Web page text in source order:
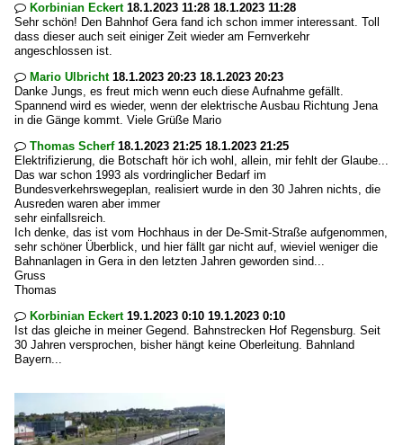
 Korbinian Eckert18.1.2023 11:28 18.1.2023 11:28
Sehr schön! Den Bahnhof Gera fand ich schon immer interessant. Toll
dass dieser auch seit einiger Zeit wieder am Fernverkehr
angeschlossen ist.
 Mario Ulbricht18.1.2023 20:23 18.1.2023 20:23
Danke Jungs, es freut mich wenn euch diese Aufnahme gefällt.
Spannend wird es wieder, wenn der elektrische Ausbau Richtung Jena
in die Gänge kommt. Viele Grüße Mario
 Thomas Scherf18.1.2023 21:25 18.1.2023 21:25
Elektrifizierung, die Botschaft hör ich wohl, allein, mir fehlt der Glaube...
Das war schon 1993 als vordringlicher Bedarf im
Bundesverkehrswegeplan, realisiert wurde in den 30 Jahren nichts, die
Ausreden waren aber immer
sehr einfallsreich.
Ich denke, das ist vom Hochhaus in der De-Smit-Straße aufgenommen,
sehr schöner Überblick, und hier fällt gar nicht auf, wieviel weniger die
Bahnanlagen in Gera in den letzten Jahren geworden sind...
Gruss
Thomas
 Korbinian Eckert19.1.2023 0:10 19.1.2023 0:10
Ist das gleiche in meiner Gegend. Bahnstrecken Hof Regensburg. Seit
30 Jahren versprochen, bisher hängt keine Oberleitung. Bahnland
Bayern...